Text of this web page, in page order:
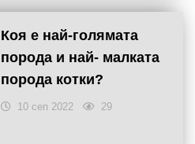
Коя е най-голямата
порода и най- малката
порода котки?
10 сеп 2022 29